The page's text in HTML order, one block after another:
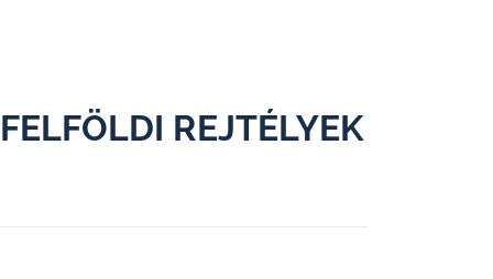
REJTÉLYEK